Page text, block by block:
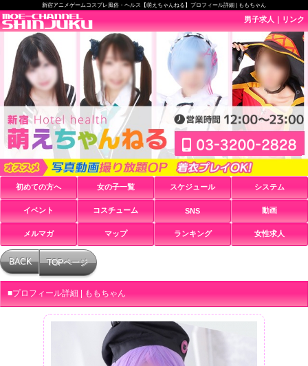
新宿アニメゲームコスプレ風俗・ヘルス【萌えちゃんねる】 プロフィール詳細 | ももちゃん
男子求人 ｜ リンク
初めての方へ 女の子一覧 スケジュール システム
イベント コスチューム SNS 動画
メルマガ マップ ランキング 女性求人
BACK TOPページ
プロフィール詳細 | ももちゃん